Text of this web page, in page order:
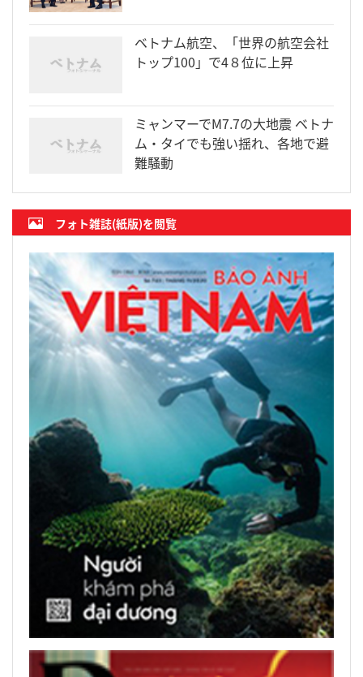
ベトナム航空、「世界の航空会社
トップ100」で4８位に上昇
ミャンマーでM7.7の大地震 ベトナ
ム・タイでも強い揺れ、各地で避
難騒動
フォト雑誌(紙版)を閲覧